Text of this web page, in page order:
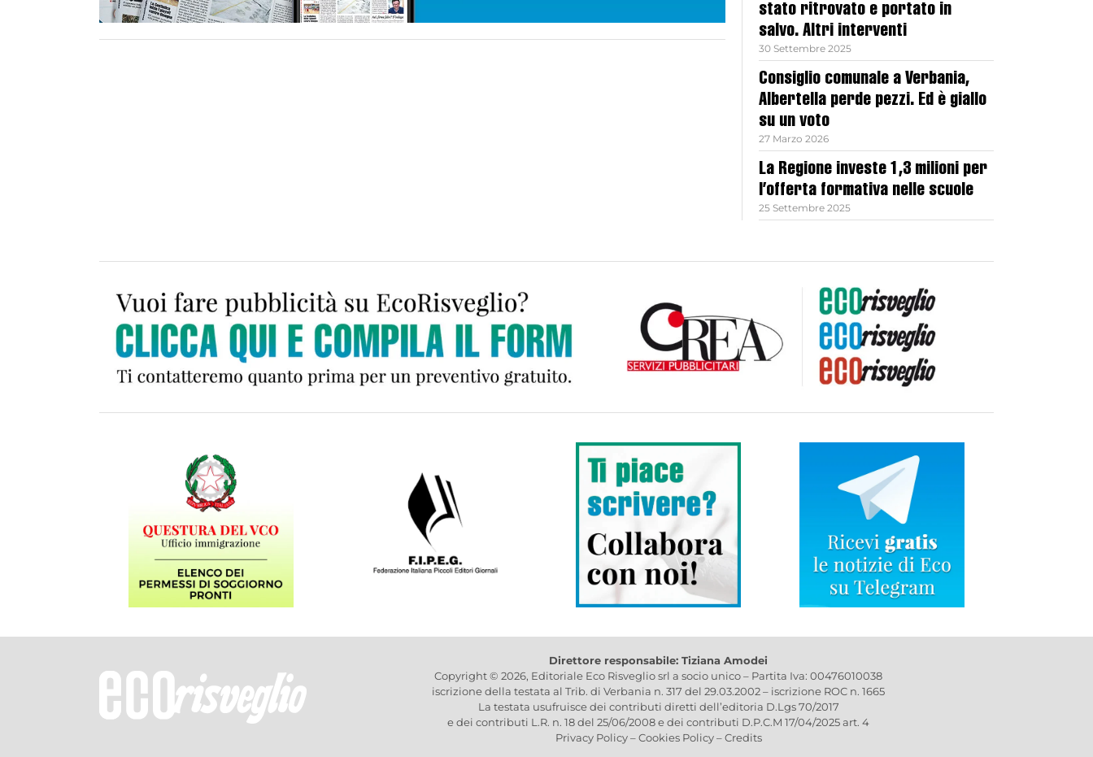
stato ritrovato e portato in
salvo. Altri interventi
30 Settembre 2025
Consiglio comunale a Verbania,
Albertella perde pezzi. Ed è giallo
su un voto
27 Marzo 2026
La Regione investe 1,3 milioni per
l’offerta formativa nelle scuole
25 Settembre 2025
Direttore responsabile: Tiziana Amodei
Copyright © 2026, Editoriale Eco Risveglio srl a socio unico – Partita Iva: 00476010038
iscrizione della testata al Trib. di Verbania n. 317 del 29.03.2002 – iscrizione ROC n. 1665
La testata usufruisce dei contributi diretti dell’editoria D.Lgs 70/2017
e dei contributi L.R. n. 18 del 25/06/2008 e dei contributi D.P.C.M 17/04/2025 art. 4
Privacy Policy–Cookies Policy–Credits